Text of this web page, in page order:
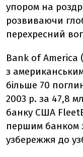
упором на
розвиваючи
перехресний
Bank of America
з
більше 70
2003 р. за 47,8
банку США
першим банком
узбережжя до